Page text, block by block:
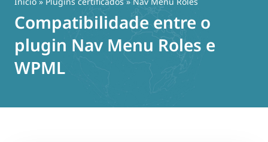
Compatibilidade entre o
plugin Nav Menu Roles e
WPML